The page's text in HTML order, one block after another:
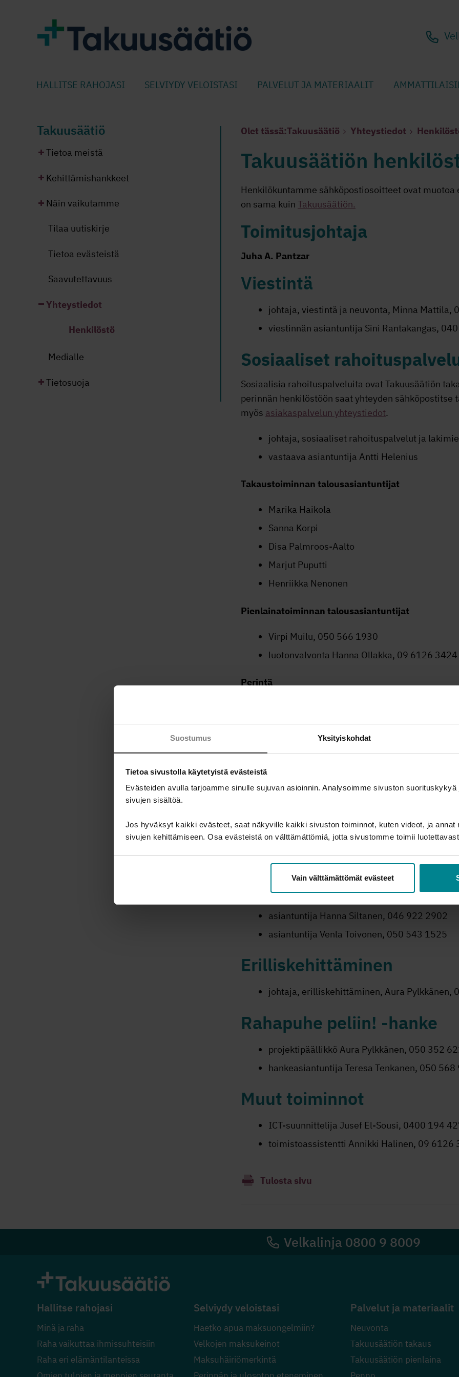
Suostumus Yksityiskohdat
Tietoa sivustolla käytetyistä evästeistä
Evästeiden avulla tarjoamme sinulle sujuvan asioinnin. Analysoimme sivuston
sivujen sisältöä.
Jos hyväksyt kaikki evästeet, saat näkyville kaikki sivuston toiminnot, kuten videot, ja annat
sivujen kehittämiseen. Osa evästeistä on välttämättömiä, jotta sivustomme toimii
Vain välttämättömät evästeet
HALLITSE RAHOJASI SELVIYDY VELOISTASI PALVELUT JA MATERIAALIT
Olet tässä:Takuusäätiö Yhteystiedot
Takuusäätiön
Henkilökuntamme sähköpostiosoitteet ovat
on sama kuin Takuusäätiön.
Toimitusjohtaja
Juha A. Pantzar
Viestintä
johtaja, viestintä ja neuvonta, Minna Mattila,
viestinnän asiantuntija Sini Rantakangas,
Sosiaaliset
Sosiaalisia rahoituspalveluita ovat Takuusäätiön
perinnän henkilöstöön saat yhteyden
myös asiakaspalvelun yhteystiedot.
johtaja, sosiaaliset rahoituspalvelut ja
vastaava asiantuntija Antti Helenius
Takaustoiminnan talousasiantuntijat
Marika Haikola
Sanna Korpi
Disa Palmroos-Aalto
Marjut Puputti
Henriikka Nenonen
Pienlainatoiminnan talousasiantuntijat
Virpi Muilu, 050 566 1930
luotonvalvonta Hanna Ollakka, 09 6126
Perintä
perinta@takuusaatio.fi.
Neuvonta
johtaja, viestintä ja neuvonta, Minna Mattila,
talousneuvonnan asiantuntija Jenni Lindfors-
neuvonnan asiantuntija Mervi Ahola
Koulutukset ja verkostotyö
asiantuntija Hanna Siltanen, 046 922 2902
asiantuntija Venla Toivonen, 050 543 1525
Erilliskehittäminen
johtaja, erilliskehittäminen, Aura Pylkkänen,
Rahapuhe peliin! -hanke
projektipäällikkö Aura Pylkkänen, 050 352
hankeasiantuntija Teresa Tenkanen, 050 568
Muut toiminnot
ICT-suunnittelija Jusef El-Sousi, 0400 194
toimistoassistentti Annikki Halinen, 09 6126
Tulosta sivu
Takuusäätiö
Tietoa meistä
Kehittämishankkeet
Näin vaikutamme
Tilaa uutiskirje
Tietoa evästeistä
Saavutettavuus
Yhteystiedot
Henkilöstö
Medialle
Tietosuoja
Velkalinja 0800 9 8009
Hallitse rahojasi
Minä ja raha
Raha vaikuttaa ihmissuhteisiin
Raha eri elämäntilanteissa
Selviydy veloistasi
Haetko apua maksuongelmiin?
Velkojen maksukeinot
Maksuhäiriömerkintä
Palvelut ja materiaalit
Neuvonta
Takuusäätiön takaus
Takuusäätiön pienlaina